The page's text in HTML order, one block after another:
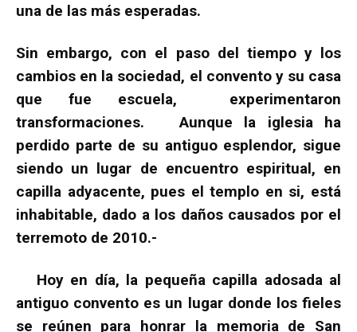
una de las más esperadas.
Sin embargo, con el paso del tiempo y los
cambios en la sociedad, el convento y su casa
que fue escuela, experimentaron
transformaciones. Aunque la iglesia ha
perdido parte de su antiguo esplendor, sigue
siendo un lugar de encuentro espiritual, en
capilla adyacente, pues el templo en si, está
inhabitable, dado a los daños causados por el
terremoto de 2010.-
Hoy en día, la pequeña capilla adosada al
antiguo convento es un lugar donde los fieles
se reúnen para honrar la memoria de San